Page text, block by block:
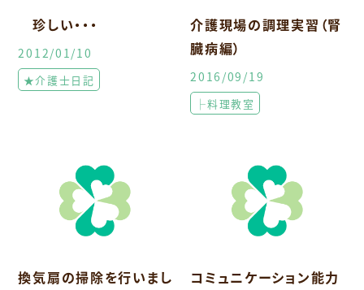
珍しい・・・
2012/01/10
★介護士日記
介護現場の調理実習（腎
臓病編）
2016/09/19
├料理教室
換気扇の掃除を行いまし
コミュニケーション能力